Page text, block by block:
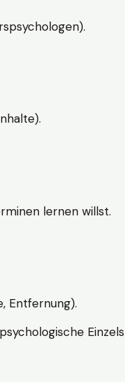
lernen willst.
Entfernung).